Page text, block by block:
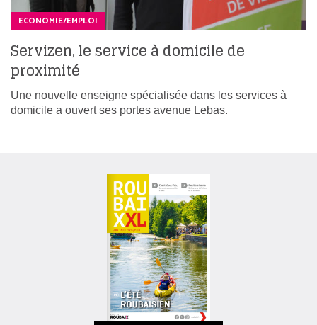
ECONOMIE/EMPLOI
Servizen, le service à domicile de
proximité
Une nouvelle enseigne spécialisée dans les services à
domicile a ouvert ses portes avenue Lebas.